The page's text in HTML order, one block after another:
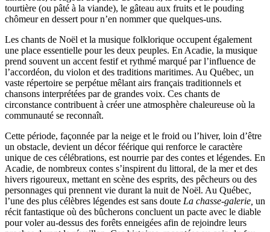
tourtière (ou pâté à la viande), le gâteau aux fruits et le pouding
chômeur en dessert pour n’en nommer que quelques-uns.
Les chants de Noël et la musique folklorique occupent également
une place essentielle pour les deux peuples. En Acadie, la musique
prend souvent un accent festif et rythmé marqué par l’influence de
l’accordéon, du violon et des traditions maritimes. Au Québec, un
vaste répertoire se perpétue mêlant airs français traditionnels et
chansons interprétées par de grandes voix. Ces chants de
circonstance contribuent à créer une atmosphère chaleureuse où la
communauté se reconnaît.
Cette période, façonnée par la neige et le froid ou l’hiver, loin d’être
un obstacle, devient un décor féérique qui renforce le caractère
unique de ces célébrations, est nourrie par des contes et légendes. En
Acadie, de nombreux contes s’inspirent du littoral, de la mer et des
hivers rigoureux, mettant en scène des esprits, des pêcheurs ou des
personnages qui prennent vie durant la nuit de Noël. Au Québec,
l’une des plus célèbres légendes est sans doute La chasse-galerie, un
récit fantastique où des bûcherons concluent un pacte avec le diable
pour voler au-dessus des forêts enneigées afin de rejoindre leurs